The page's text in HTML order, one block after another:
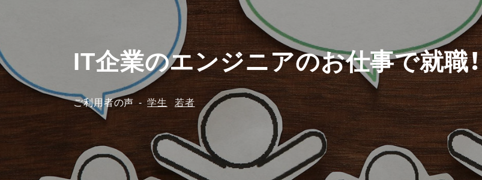
IT企業のエンジニアのお仕事で就職！
ご利用者の声 学生 若者